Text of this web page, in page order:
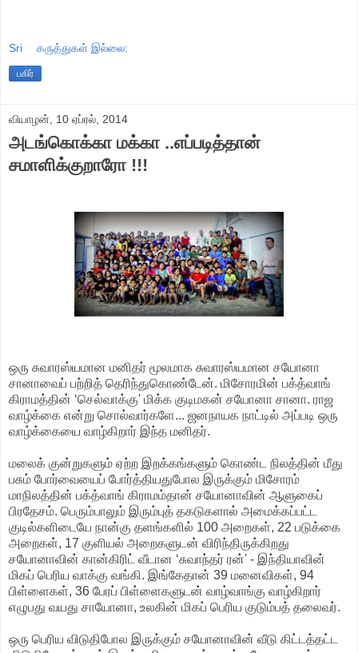
Sri கருத்துகள் இல்லை:
பகிர்
வியாழன், 10 ஏப்ரல், 2014
அடங்கொக்கா மக்கா ..எப்படித்தான்
சமாளிக்குறாரோ !!!
ஒரு சுவாரஸ்யமான மனிதர் மூலமாக சுவாரஸ்யமான சயோனா
சானாவைப் பற்றித் தெரிந்துகொண்டேன். மிசோரமின் பக்த்வாங்
கிராமத்தின் ‘செல்வாக்கு' மிக்க குடிமகன் சயோனா சானா. ராஜ
வாழ்க்கை என்று சொல்வார்களே... ஜனநாயக நாட்டில் அப்படி ஒரு
வாழ்க்கையை வாழ்கிறார் இந்த மனிதர்.
மலைக் குன்றுகளும் ஏற்ற இறக்கங்களும் கொண்ட நிலத்தின் மீது
பசும் போர்வையைப் போர்த்தியதுபோல இருக்கும் மிசோரம்
மாநிலத்தின் பக்த்வாங் கிராமம்தான் சயோனாவின் ஆளுகைப்
பிரதேசம். பெரும்பாலும் இரும்புத் தகடுகளால் அமைக்கப்பட்ட
குடில்களிடையே நான்கு தளங்களில் 100 அறைகள், 22 படுக்கை
அறைகள், 17 குளியல் அறைகளுடன் விரிந்திருக்கிறது
சயோனாவின் கான்கிரிட் வீடான ‘சுவாந்தர் ரன்' - இந்தியாவின்
மிகப் பெரிய வாக்கு வங்கி. இங்கேதான் 39 மனைவிகள், 94
பிள்ளைகள், 36 பேரப் பிள்ளைகளுடன் வாழ்வாங்கு வாழ்கிறார்
எழுபது வயது சாயோனா, உலகின் மிகப் பெரிய குடும்பத் தலைவர்.
ஒரு பெரிய விடுதிபோல இருக்கும் சயோனாவின் வீடு கிட்டத்தட்ட